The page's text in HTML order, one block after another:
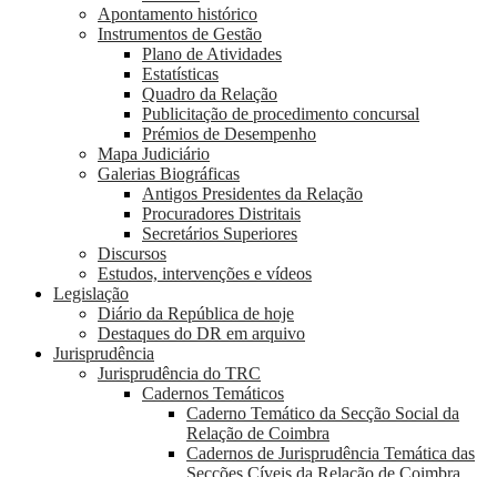
Apontamento histórico
Instrumentos de Gestão
Plano de Atividades
Estatísticas
Quadro da Relação
Publicitação de procedimento concursal
Prémios de Desempenho
Mapa Judiciário
Galerias Biográficas
Antigos Presidentes da Relação
Procuradores Distritais
Secretários Superiores
Discursos
Estudos, intervenções e vídeos
Legislação
Diário da República de hoje
Destaques do DR em arquivo
Jurisprudência
Jurisprudência do TRC
Cadernos Temáticos
Caderno Temático da Secção Social da
Relação de Coimbra
Cadernos de Jurisprudência Temática das
Secções Cíveis da Relação de Coimbra